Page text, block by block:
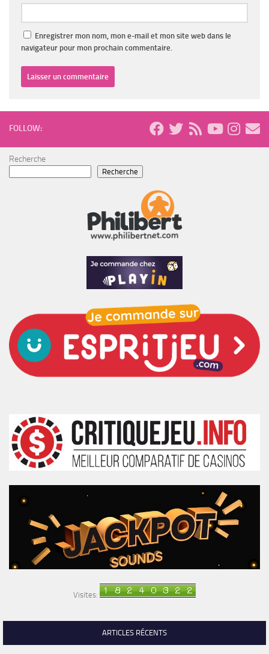
Enregistrer mon nom, mon e-mail et mon site web dans le
navigateur pour mon prochain commentaire.
FOLLOW:
Recherche
Recherche
Visites:
ARTICLES RÉCENTS